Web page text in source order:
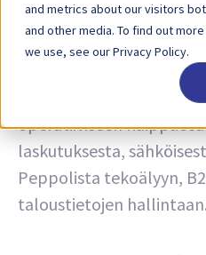
and metrics about our visitors
and other media. To find out
we use, see our Privacy Policy.
Näkemyksiä
trendeistä sekä uutisia
lisää siitä, miten
miten transaktiotietoja
operatiiviseen
laskutuksesta,
Peppolista tekoälyyn,
taloustietojen hallintaan.